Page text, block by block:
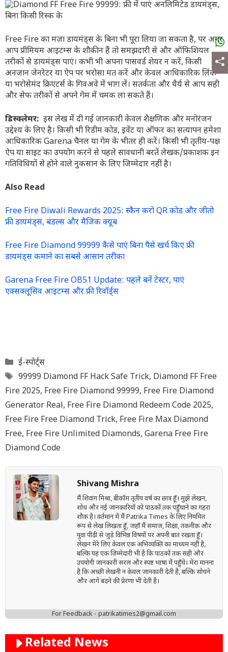
Free Fire का मज़ा डायमंड्स के बिना भी पूरा लिया जा सकता है, पर अगर
आप प्रीमियम आइटम्स के शौकीन हैं तो समझदारी से और ऑफिशियल
तरीकों से डायमंड्स पाएं। कभी भी अपना पासवर्ड शेयर न करें, किसी
अनजान जेनरेटर या ऐप पर भरोसा मत करें और केवल आधिकारिक लिंक
या भरोसेमंद क्रिएटर्स के गिवअवे में भाग लें। सतर्कता और धैर्य से आप सही
और सेफ तरीकों से अपने गेम में चमक ला सकते हैं।
डिस्क्लेमर: इस लेख में दी गई जानकारी केवल शैक्षणिक और मनोरंजन
उद्देश्य के लिए है। किसी भी रिडीम कोड, इवेंट या ऑफर का सत्यापन हमेशा
आधिकारिक Garena चैनल या गेम के भीतर ही करें। किसी भी तृतीय-पक्ष
ऐप या साइट का उपयोग करने से पहले सावधानी बरतें लेखक/प्रकाशक इन
गतिविधियों से होने वाले नुकसान के लिए जिम्मेदार नहीं है।
Also Read
Free Fire Diwali Rewards 2025: स्कैन करो QR कोड और जीतो
फ्री डायमंड्स, बंडल्स और मैजिक क्यूब
Free Fire Diamond 99999 कैसे पाएं बिना पैसे खर्च किए फ्री
डायमंड्स कमाने का सबसे आसान तरीका
Garena Free Fire OB51 Update: पहले बनें टेस्टर, पाएं
एक्सक्लूसिव आइटम्स और फ्री रिवॉर्ड्स
Categories
ई-स्पोर्ट्स
Tags
99999 Diamond FF Hack Safe Trick, Diamond FF Free
Fire 2025, Free Fire Diamond 99999, Free Fire Diamond
Generator Real, Free Fire Diamond Redeem Code 2025,
Free Fire Free Diamond Trick, Free Fire Max Diamond
Free, Free Fire Unlimited Diamonds, Garena Free Fire
Diamond Code
Shivang Mishra
मैं शिवांग मिश्रा, बीकॉम तृतीय वर्ष का छात्र हूँ। मुझे लेखन,
शोध और नई जानकारियों को पाठकों तक पहुँचाने का गहरा
शौक है। वर्तमान में मैं Patrika Times के लिए नियमित
रूप से लेख लिखता हूँ, जहाँ मैं समाज, शिक्षा, तकनीक और
युवा पीढ़ी से जुड़े विभिन्न विषयों पर अपनी बात रखता हूँ।
लेखन मेरे लिए केवल एक अभिव्यक्ति का माध्यम नहीं है,
बल्कि यह एक ज़िम्मेदारी भी है कि पाठकों तक सही और
उपयोगी जानकारी सरल और स्पष्ट भाषा में पहुँचे। मेरा मानना
है कि अच्छी लेखनी न केवल जानकारी देती है, बल्कि सोचने
और आगे बढ़ने की प्रेरणा भी देती है।
For Feedback - patrikatimes2@gmail.com
Related News